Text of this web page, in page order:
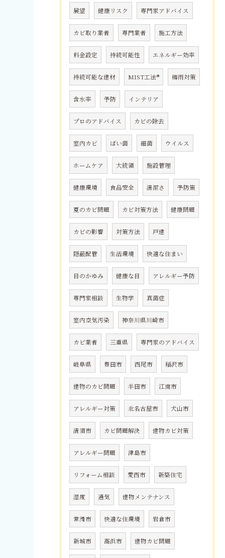
展望 健康リスク 専門家アドバイス
カビ取り業者 専門業者 施工方法
料金設定 持続可能性 エネルギー効率
持続可能な建材 MIST工法® 梅雨対策
含水率 予防 インテリア
プロのアドバイス カビの除去
室内カビ ばい菌 細菌 ウイルス
ホームケア 大統領 施設管理
健康環境 食品安全 清潔さ 予防策
夏のカビ問題 カビ対策方法 健康問題
カビの影響 対策方法 戸建
隠蔽配管 生活環境 快適な住まい
目のかゆみ 健康な目 アレルギー予防
専門家相談 生物学 真菌症
室内空気汚染 神奈川県川崎市
カビ業者 三重県 専門家のアドバイス
岐阜県 豊田市 西尾市 稲沢市
建物のカビ問題 半田市 江南市
アレルギー対策 北名古屋市 犬山市
清須市 カビ問題解決 建物カビ対策
アレルギー問題 津島市
リフォーム相談 愛西市 新築住宅
湿度 通気 建物メンテナンス
常滑市 快適な住環境 岩倉市
新城市 高浜市 建物カビ問題